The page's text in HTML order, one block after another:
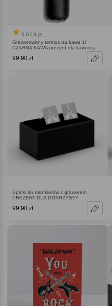
5.0 / 5 (3)
Grawerowany termos na kawę 1l
CZARNA KAWA prezent dla kawosza
99,90 zł
Spinki do mankietów z grawerem
PREZENT DLA GITARZYSTY
99,90 zł